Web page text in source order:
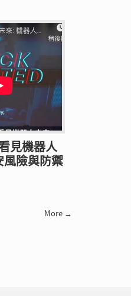
見機器人
風險與防禦
More →